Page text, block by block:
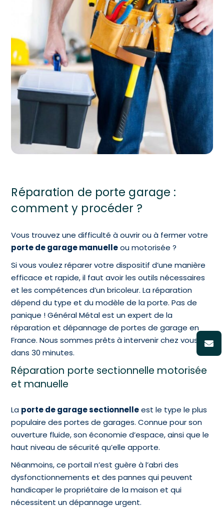
Réparation de porte garage :
comment y procéder ?
Vous trouvez une difficulté à ouvrir ou à fermer votre
porte de garage manuelleou motorisée ?
Si vous voulez réparer votre dispositif d’une manière
efficace et rapide, il faut avoir les outils nécessaires
et les compétences d’un bricoleur. La réparation
dépend du type et du modèle de la porte. Pas de
panique ! Général Métal est un expert de la
réparation et dépannage de portes de garage en
France. Nous sommes prêts à intervenir chez vous
dans 30 minutes.
Réparation porte sectionnelle motorisée
et manuelle
La porte de garage sectionnelleest le type le plus
populaire des portes de garages. Connue pour son
ouverture fluide, son économie d’espace, ainsi que le
haut niveau de sécurité qu’elle apporte.
Néanmoins, ce portail n’est guère à l’abri des
dysfonctionnements et des pannes qui peuvent
handicaper le propriétaire de la maison et qui
nécessitent un dépannage urgent.